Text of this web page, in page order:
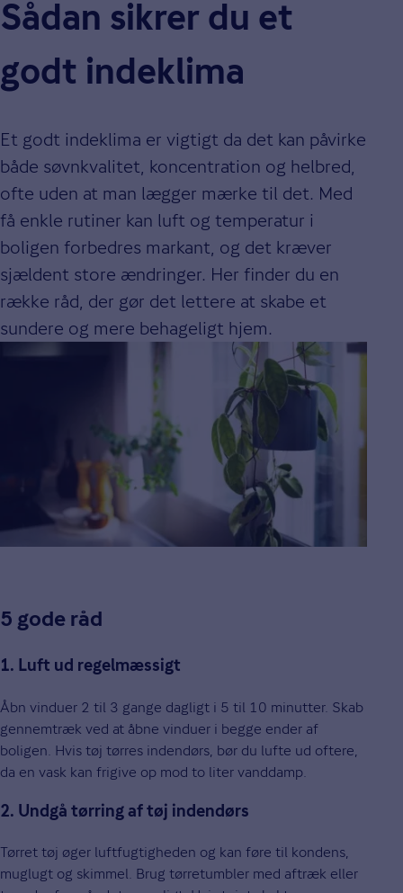
Sådan sikrer du et
godt indeklima
Et godt indeklima er vigtigt da det kan påvirke
både søvnkvalitet, koncentration og helbred,
ofte uden at man lægger mærke til det. Med
få enkle rutiner kan luft og temperatur i
boligen forbedres markant, og det kræver
sjældent store ændringer. Her finder du en
række råd, der gør det lettere at skabe et
sundere og mere behageligt hjem.
5 gode råd
1. Luft ud regelmæssigt
Åbn vinduer 2 til 3 gange dagligt i 5 til 10 minutter. Skab
gennemtræk ved at åbne vinduer i begge ender af
boligen. Hvis tøj tørres indendørs, bør du lufte ud oftere,
da en vask kan frigive op mod to liter vanddamp.
2. Undgå tørring af tøj indendørs
Tørret tøj øger luftfugtigheden og kan føre til kondens,
muglugt og skimmel. Brug tørretumbler med aftræk eller